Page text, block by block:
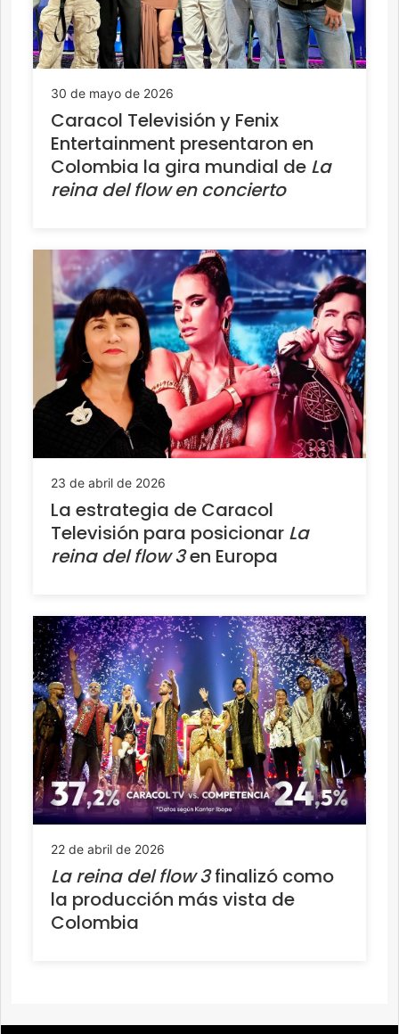
30 de mayo de 2026
Caracol Televisión y Fenix
Entertainment presentaron en
Colombia la gira mundial de La
reina del flow en concierto
23 de abril de 2026
La estrategia de Caracol
Televisión para posicionar La
reina del flow 3en Europa
22 de abril de 2026
La reina del flow 3finalizó como
la producción más vista de
Colombia